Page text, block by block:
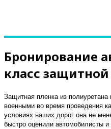
Бронирование
класс
Защитная пленка из
военными во время проведения
условиях наших дорог она не
быстро оценили автомобилисты и